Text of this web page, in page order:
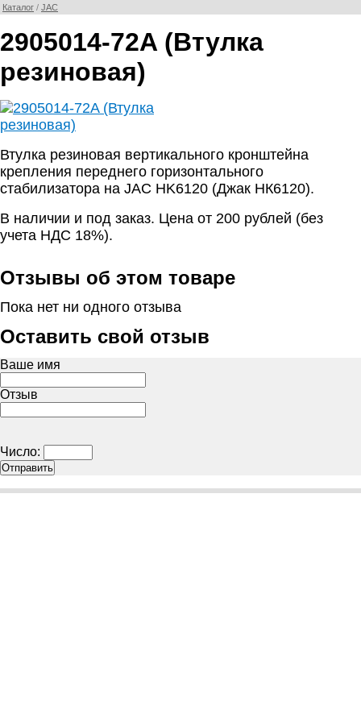
Каталог / JAC
2905014-72A (Втулка
резиновая)
Втулка резиновая вертикального кронштейна
крепления переднего горизонтального
стабилизатора на JAC HK6120 (Джак НК6120).
В наличии и под заказ. Цена от 200 рублей (без
учета НДС 18%).
Отзывы об этом товаре
Пока нет ни одного отзыва
Оставить свой отзыв
Ваше имя
Отзыв
Число: